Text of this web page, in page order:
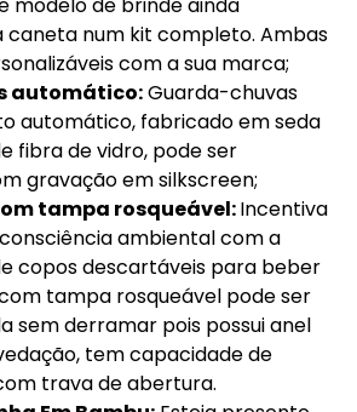
modelo de brinde ainda
caneta num kit completo. Ambas
com a sua marca;
automático:Guarda-chuvas
automático, fabricado em seda
fibra de vidro, pode ser
gravação em silkscreen;
tampa rosqueável:Incentiva
ambiental com a
copos descartáveis para beber
tampa rosqueável pode ser
sem derramar pois possui anel
tem capacidade de
trava de abertura.